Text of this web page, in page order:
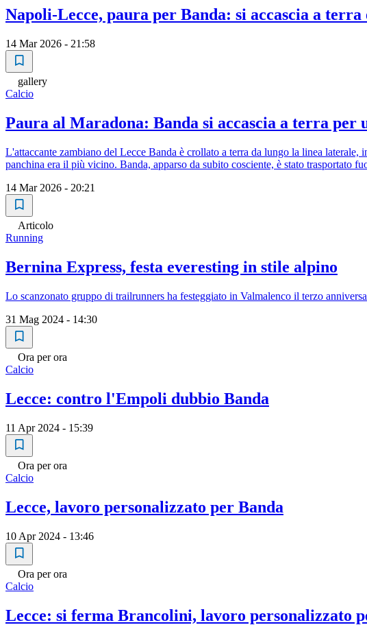
Napoli-Lecce, paura per Banda: si accascia a
14 Mar 2026 - 21:58
gallery
Calcio
Paura al Maradona: Banda si accascia a terra per
L'attaccante zambiano del Lecce Banda è crollato a terra da lungo la linea
panchina era il più vicino. Banda, apparso da subito cosciente, è stato trasportato
14 Mar 2026 - 20:21
Articolo
Running
Bernina Express, festa everesting in stile alpino
Lo scanzonato gruppo di trailrunners ha festeggiato in Valmalenco il terzo
31 Mag 2024 - 14:30
Ora per ora
Calcio
Lecce: contro l'Empoli dubbio Banda
11 Apr 2024 - 15:39
Ora per ora
Calcio
Lecce, lavoro personalizzato per Banda
10 Apr 2024 - 13:46
Ora per ora
Calcio
Lecce: si ferma Brancolini, lavoro personalizzato